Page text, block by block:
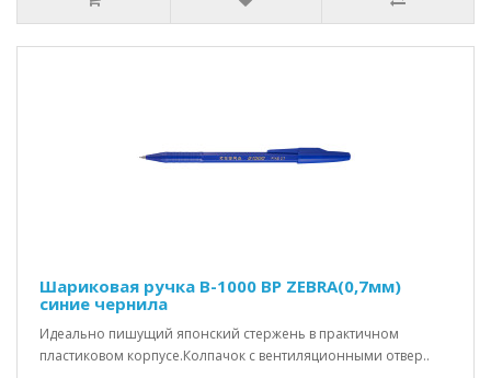
Шариковая ручка B-1000 BP ZEBRA(0,7мм)
синие чернила
Идеально пишущий японский стержень в практичном
пластиковом корпусе.Колпачок с вентиляционными отвер..